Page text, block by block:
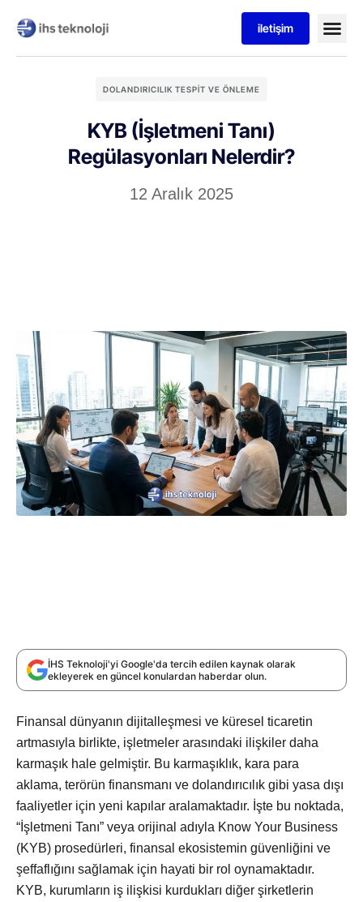
iletişim
DOLANDIRICILIK TESPIT VE ÖNLEME
KYB (İşletmeni Tanı)
Regülasyonları Nelerdir?
12 Aralık 2025
İHS Teknoloji'yi Google'da tercih edilen kaynak olarak
ekleyerek en güncel konulardan haberdar olun.
Finansal dünyanın dijitalleşmesi ve küresel ticaretin
artmasıyla birlikte, işletmeler arasındaki ilişkiler daha
karmaşık hale gelmiştir. Bu karmaşıklık, kara para
aklama, terörün finansmanı ve dolandırıcılık gibi yasa dışı
faaliyetler için yeni kapılar aralamaktadır. İşte bu noktada,
“İşletmeni Tanı” veya orijinal adıyla Know Your Business
(KYB) prosedürleri, finansal ekosistemin güvenliğini ve
şeffaflığını sağlamak için hayati bir rol oynamaktadır.
KYB, kurumların iş ilişkisi kurdukları diğer şirketlerin